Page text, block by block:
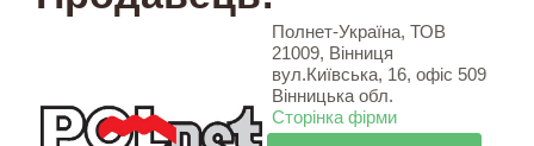
Полнет-Україна, ТОВ
21009, Вінниця
вул.Київська, 16, офіс 509
Вінницька обл.
Сторінка фірми